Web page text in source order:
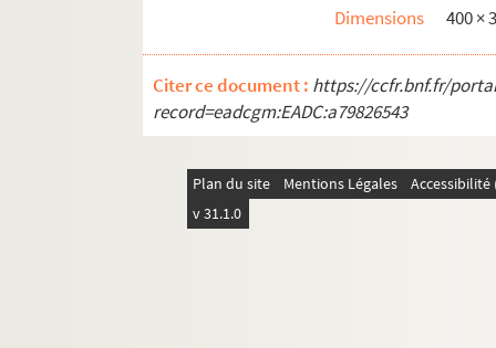
H-IMAR-10-50-136. Martyre des saints
Saint Jean Damascène
Saint Jean Chrysostome
Saint Jean-Baptiste de Rossi,
Saint Jean de la Croix
H-IMAR-10-70-184. Saint Jean-Joseph
Dimensions
400 ×
Citer ce document : https://ccfr.bnf.fr/
record=eadcgm:EADC:a79826543
Plan du site Mentions Légales
v 31.1.0